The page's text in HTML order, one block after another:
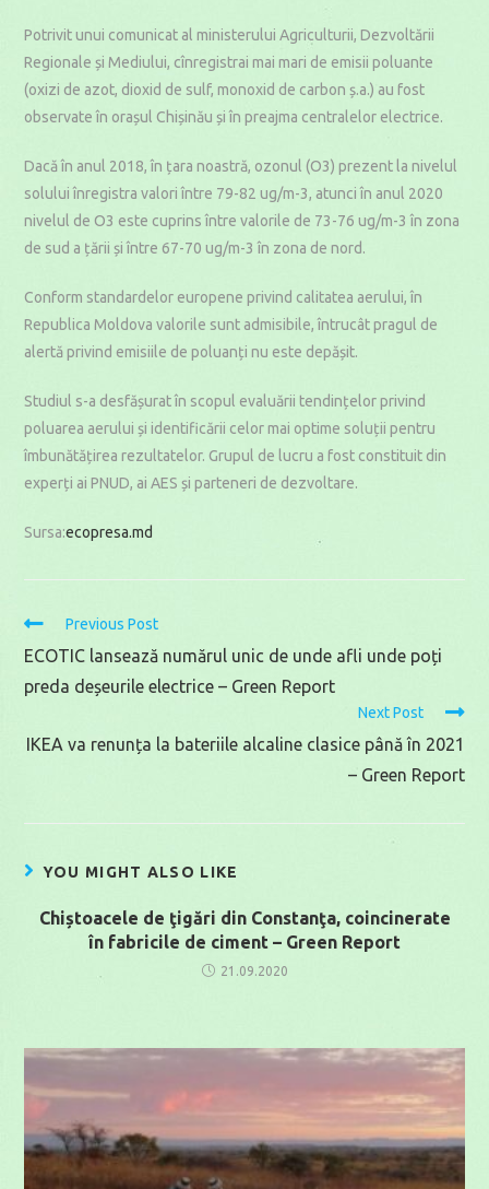
Potrivit unui comunicat al ministerului Agriculturii, Dezvoltării
Regionale și Mediului, cînregistrai mai mari de emisii poluante
(oxizi de azot, dioxid de sulf, monoxid de carbon ș.a.) au fost
observate în orașul Chișinău și în preajma centralelor electrice.
Dacă în anul 2018, în țara noastră, ozonul (O3) prezent la nivelul
solului înregistra valori între 79-82 ug/m-3, atunci în anul 2020
nivelul de O3 este cuprins între valorile de 73-76 ug/m-3 în zona
de sud a țării și între 67-70 ug/m-3 în zona de nord.
Conform standardelor europene privind calitatea aerului, în
Republica Moldova valorile sunt admisibile, întrucât pragul de
alertă privind emisiile de poluanți nu este depășit.
Studiul s-a desfășurat în scopul evaluării tendințelor privind
poluarea aerului și identificării celor mai optime soluții pentru
îmbunătățirea rezultatelor. Grupul de lucru a fost constituit din
experți ai PNUD, ai AES și parteneri de dezvoltare.
Sursa:ecopresa.md
Read
more
articles
Previous Post
ECOTIC lansează numărul unic de unde afli unde poți
preda deșeurile electrice – Green Report
Next Post
IKEA va renunța la bateriile alcaline clasice până în 2021
– Green Report
YOU MIGHT ALSO LIKE
Chiștoacele de ţigări din Constanţa, coincinerate
în fabricile de ciment – Green Report
21.09.2020